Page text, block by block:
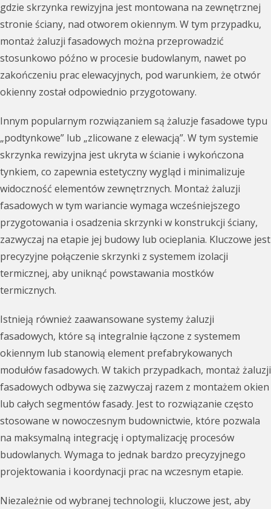
gdzie skrzynka rewizyjna jest montowana na zewnętrznej
stronie ściany, nad otworem okiennym. W tym przypadku,
montaż żaluzji fasadowych można przeprowadzić
stosunkowo późno w procesie budowlanym, nawet po
zakończeniu prac elewacyjnych, pod warunkiem, że otwór
okienny został odpowiednio przygotowany.
Innym popularnym rozwiązaniem są żaluzje fasadowe typu
„podtynkowe” lub „zlicowane z elewacją”. W tym systemie
skrzynka rewizyjna jest ukryta w ścianie i wykończona
tynkiem, co zapewnia estetyczny wygląd i minimalizuje
widoczność elementów zewnętrznych. Montaż żaluzji
fasadowych w tym wariancie wymaga wcześniejszego
przygotowania i osadzenia skrzynki w konstrukcji ściany,
zazwyczaj na etapie jej budowy lub ocieplania. Kluczowe jest
precyzyjne połączenie skrzynki z systemem izolacji
termicznej, aby uniknąć powstawania mostków
termicznych.
Istnieją również zaawansowane systemy żaluzji
fasadowych, które są integralnie łączone z systemem
okiennym lub stanowią element prefabrykowanych
modułów fasadowych. W takich przypadkach, montaż żaluzji
fasadowych odbywa się zazwyczaj razem z montażem okien
lub całych segmentów fasady. Jest to rozwiązanie często
stosowane w nowoczesnym budownictwie, które pozwala
na maksymalną integrację i optymalizację procesów
budowlanych. Wymaga to jednak bardzo precyzyjnego
projektowania i koordynacji prac na wczesnym etapie.
Niezależnie od wybranej technologii, kluczowe jest, aby